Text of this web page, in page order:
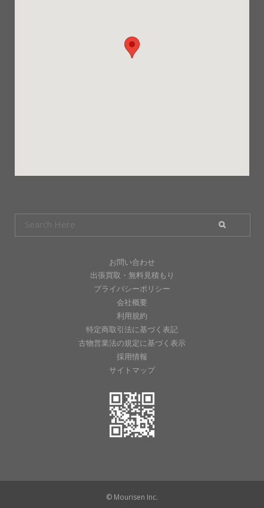
お問い合わせ
出張買取・無料見積もり
プライバシーポリシー
会社概要
利用規約
特定商取引法に基づく表記
古物営業法の規定に基づく表示
採用情報
サイトマップ
© Mourisen Inc.